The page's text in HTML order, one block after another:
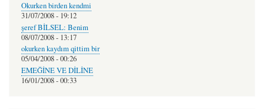
Okurken birden kendmi
31/07/2008 - 19:12
şeref BİLSEL: Benim
08/07/2008 - 13:17
okurken kaydım qittim bir
05/04/2008 - 00:26
EMEĞİNE VE DİLİNE
16/01/2008 - 00:33